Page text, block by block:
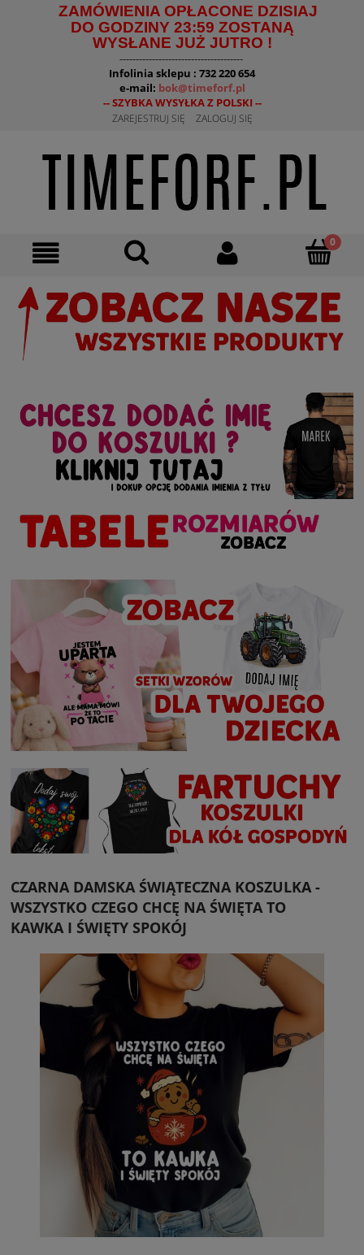
ZAMÓWIENIA OPŁACONE DZISIAJ
DO GODZINY 23:59 ZOSTANĄ
WYSŁANE JUŻ JUTRO !
--------------------------------------
Infolinia sklepu : 732 220 654
e-mail: bok@timeforf.pl
-- SZYBKA WYSYŁKA Z POLSKI --
ZAREJESTRUJ SIĘ ZALOGUJ SIĘ
CZARNA DAMSKA ŚWIĄTECZNA KOSZULKA -
WSZYSTKO CZEGO CHCĘ NA ŚWIĘTA TO
KAWKA I ŚWIĘTY SPOKÓJ